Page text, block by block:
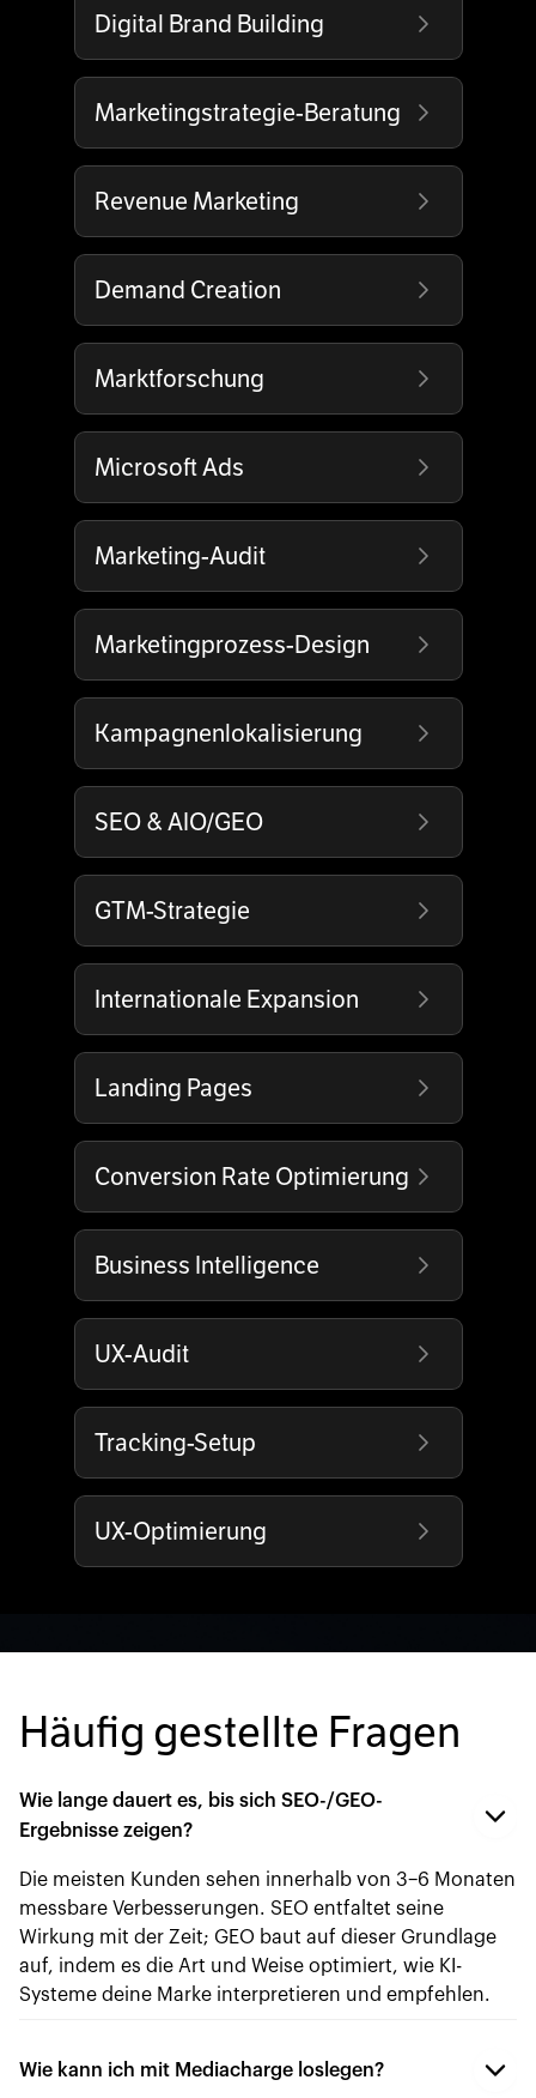
Digital Brand Building
Marketingstrategie-Beratung
Revenue Marketing
Demand Creation
Marktforschung
Microsoft Ads
Marketing-Audit
Marketingprozess-Design
Kampagnenlokalisierung
SEO & AIO/GEO
GTM-Strategie
Internationale Expansion
Landing Pages
Conversion Rate Optimierung
Business Intelligence
UX-Audit
Tracking-Setup
UX-Optimierung
Häufig gestellte Fragen
Wie lange dauert es, bis sich SEO-/GEO-
Ergebnisse zeigen?
Die meisten Kunden sehen innerhalb von 3–6 Monaten
messbare Verbesserungen. SEO entfaltet seine
Wirkung mit der Zeit; GEO baut auf dieser Grundlage
auf, indem es die Art und Weise optimiert, wie KI-
Systeme deine Marke interpretieren und empfehlen.
Wie kann ich mit Mediacharge loslegen?